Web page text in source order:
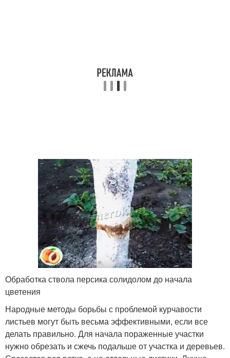
Обработка ствола персика солидолом до начала
цветения
Народные методы борьбы с проблемой курчавости
листьев могут быть весьма эффективными, если все
делать правильно. Для начала пораженные участки
нужно обрезать и сжечь подальше от участка и деревьев.